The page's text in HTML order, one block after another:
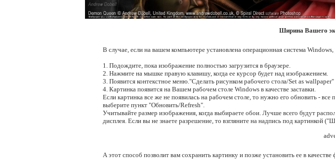
Ширина Вашего
В случае, если на вашем компьютере установлена операционная система
1. Подождите, пока изображение полностью загрузится в браузере.
2. Нажмите на мышке правую клавишу, когда ее курсор будет над изображением.
3. Появится контекстное меню."Сделать рисунком рабочего стола/Set as
4. Картинка появится на Вашем рабочем столе Windows в качестве заставки.
Если картинка все же не появилась на рабочем столе, то нужно его обновить -
выберите пункт "Обновить/Refresh".
Учитывайте размер изображения, когда выбираете обои. Лучше всего будут
дисплея. Если вы не знаете разрешение, то взгляните на надпись под картинкой
А этот способ позволит вам сохранить картинку и позже установить ее в